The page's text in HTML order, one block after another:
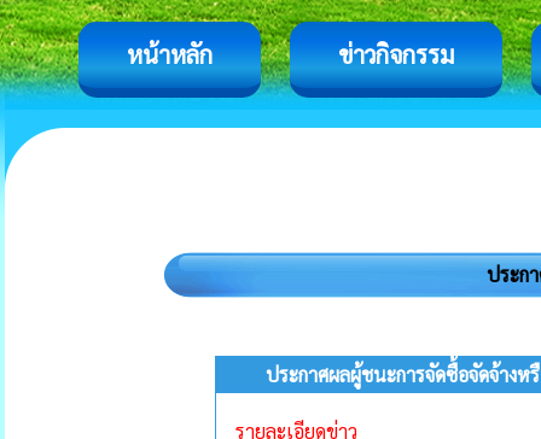
หน้าหลัก ข่าวกิจกรรม
ประก
ประกาศผลผู้ชนะการจัดซื้อจัดจ้าง
รายละเอียดข่าว